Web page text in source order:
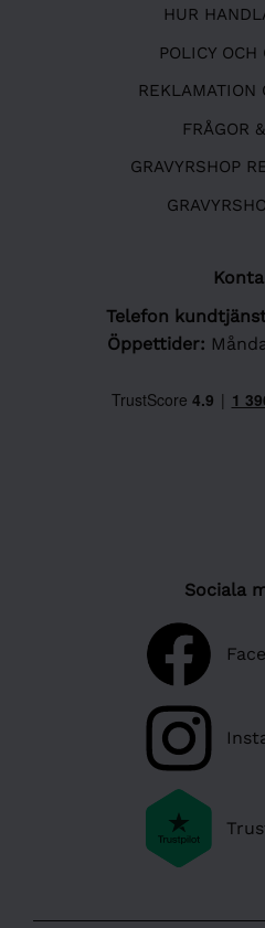
HUR
POLICY OCH
REKLAMATION
FRÅGOR
GRAVYRSHOP
Telefon
Öppettider:
Sociala